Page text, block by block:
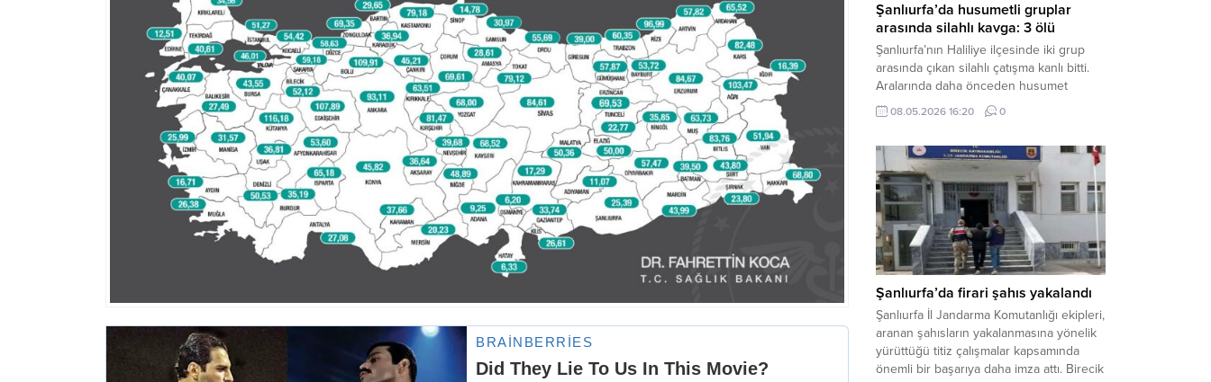
Şanlıurfa’da husumetli gruplar
arasında silahlı kavga: 3 ölü
Şanlıurfa’nın Haliliye ilçesinde iki grup
arasında çıkan silahlı çatışma kanlı bitti.
Aralarında daha önceden husumet
olduğu öğrenilen tarafların kavgası
neticesinde 3 kişi olay yerinde yaşamını
ilçesine bağlı kırsal Konaç Mahallesi’nde
meydana geldi. Edinilen bilgilere göre,
aralarında husumet bulunan iki grup
arasında henüz belirlenemeyen bir...
08.05.2026 16:20 0
Şanlıurfa’da firari şahıs yakalandı
Şanlıurfa İl Jandarma Komutanlığı ekipleri,
aranan şahısların yakalanmasına yönelik
yürüttüğü titiz çalışmalar kapsamında
önemli bir başarıya daha imza attı. Birecik